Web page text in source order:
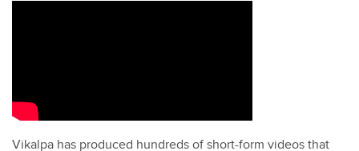
Vikalpa has produced hundreds of short-form videos that